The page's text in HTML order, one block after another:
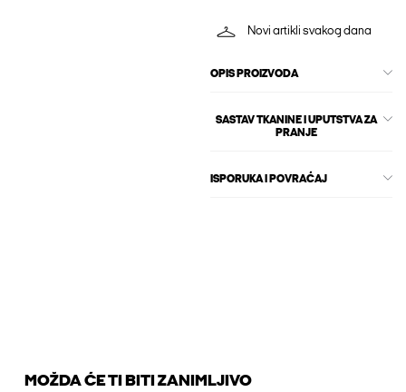
Novi artikli svakog dana
OPIS PROIZVODA
SASTAV TKANINE I UPUTSTVA ZA
PRANJE
ISPORUKA I POVRAĆAJ
MOŽDA ĆE TI BITI ZANIMLJIVO